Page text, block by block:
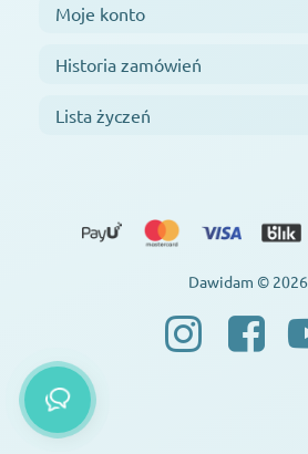
Moje konto
Historia zamówień
Lista życzeń
Dawidam © 2026